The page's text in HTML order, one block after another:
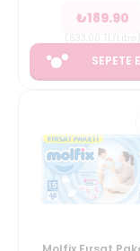
₺189.90
SEPETE